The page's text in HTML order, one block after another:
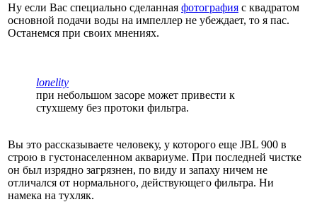
Ну если Вас специально сделанная фотография с квадратом
основной подачи воды на импеллер не убеждает, то я пас.
Останемся при своих мнениях.
lonelity
при небольшом засоре может привести к
стухшему без протоки фильтра.
Вы это рассказываете человеку, у которого еще JBL 900 в
строю в густонаселенном аквариуме. При последней чистке
он был изрядно загрязнен, по виду и запаху ничем не
отличался от нормального, действующего фильтра. Ни
намека на тухляк.